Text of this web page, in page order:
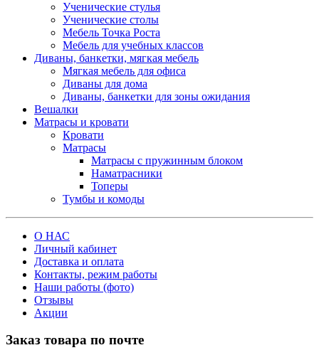
Ученические стулья
Ученические столы
Мебель Точка Роста
Мебель для учебных классов
Диваны, банкетки, мягкая мебель
Мягкая мебель для офиса
Диваны для дома
Диваны, банкетки для зоны ожидания
Вешалки
Матрасы и кровати
Кровати
Матрасы
Матрасы с пружинным блоком
Наматрасники
Топеры
Тумбы и комоды
О НАС
Личный кабинет
Доставка и оплата
Контакты, режим работы
Наши работы (фото)
Отзывы
Акции
Заказ товара по почте